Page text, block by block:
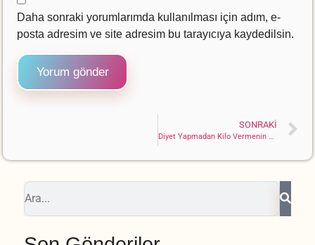
Daha sonraki yorumlarımda kullanılması için adım, e-
posta adresim ve site adresim bu tarayıcıya kaydedilsin.
SONRAKI
Diyet Yapmadan Kilo Vermenin 10 Farklı Yöntemi